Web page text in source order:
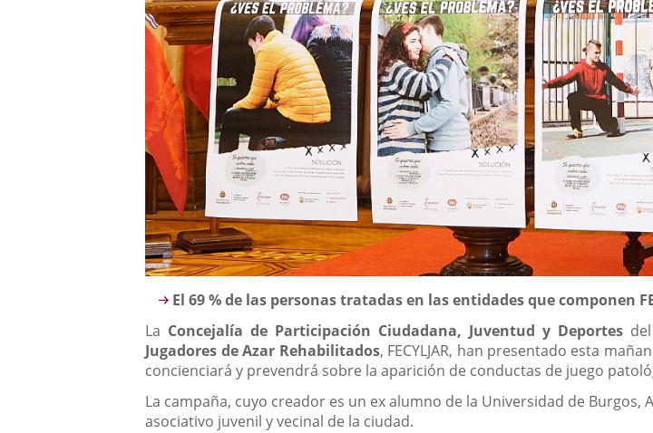
Descripción
El 69 % de las personas tratadas en las entidades que componen
La Concejalía de Participación Ciudadana, Juventud y Deportes
Jugadores de Azar Rehabilitados, FECYLJAR, han presentado esta
concienciará y prevendrá sobre la aparición de conductas de juego
La campaña, cuyo creador es un ex alumno de la Universidad de Burgos,
asociativo juvenil y vecinal de la ciudad.